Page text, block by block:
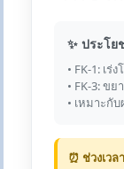
✨ ประโย
• FK-1: เร่
• FK-3: ข
• เหมาะกั
⏰ ช่วงเวล